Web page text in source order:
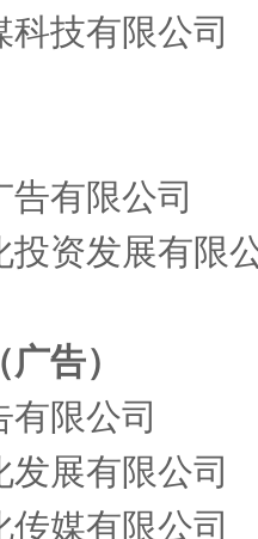
技有限公司
告有限公司
投资发展有限
告）
限公司
展有限公司
媒有限公司